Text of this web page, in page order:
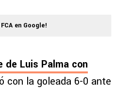
en Google!
de Luis Palma con
con la goleada 6-0 ante